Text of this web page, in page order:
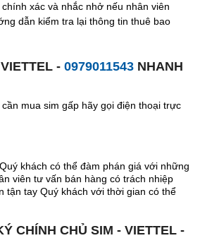
xác và nhắc nhở nếu nhân viên
dẫn kiểm tra lại thông tin thuê bao
- 0979011543 NHANH
mua sim gấp hãy gọi điện thoại trực
khách có thể đàm phán giá với những
viên tư vấn bán hàng có trách nhiệp
tận tay Quý khách với thời gian có thể
CHÍNH CHỦ SIM - VIETTEL -